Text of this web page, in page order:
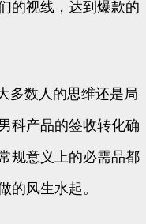
的视线，达到爆款的
多数人的思维还是局
科产品的签收转化确
规意义上的必需品都
的风生水起。